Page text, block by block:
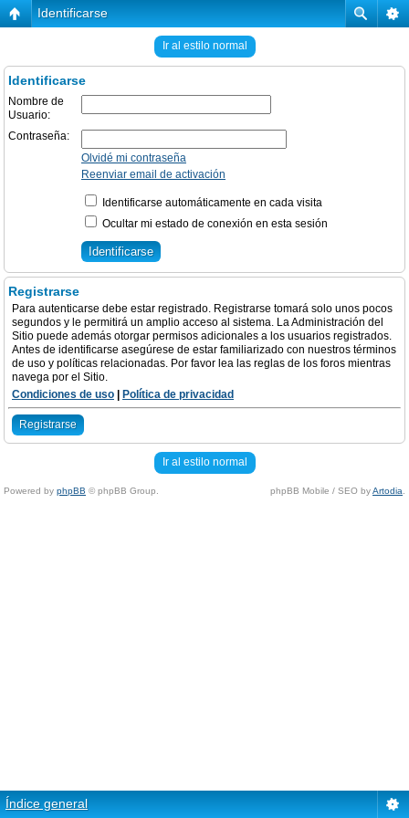
Identificarse
Ir al estilo normal
Identificarse
Nombre de
Usuario:
Contraseña:
Olvidé mi contraseña
Reenviar email de activación
Identificarse automáticamente en cada visita
Ocultar mi estado de conexión en esta sesión
Registrarse
Para autenticarse debe estar registrado. Registrarse tomará solo unos pocos
segundos y le permitirá un amplio acceso al sistema. La Administración del
Sitio puede además otorgar permisos adicionales a los usuarios registrados.
Antes de identificarse asegúrese de estar familiarizado con nuestros términos
de uso y políticas relacionadas. Por favor lea las reglas de los foros mientras
navega por el Sitio.
Condiciones de uso
Política de privacidad
Registrarse
Ir al estilo normal
Powered by phpBB © phpBB Group. phpBB Mobile / SEO byArtodia
Índice general